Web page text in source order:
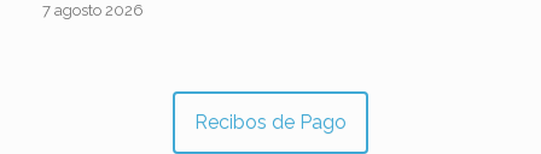
7 agosto 2026
Recibos de Pago